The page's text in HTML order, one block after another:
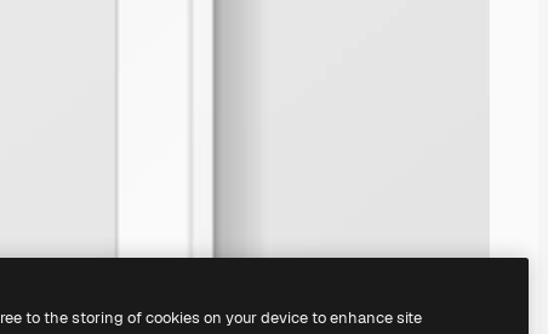
to the storing of cookies on your device to enhance site